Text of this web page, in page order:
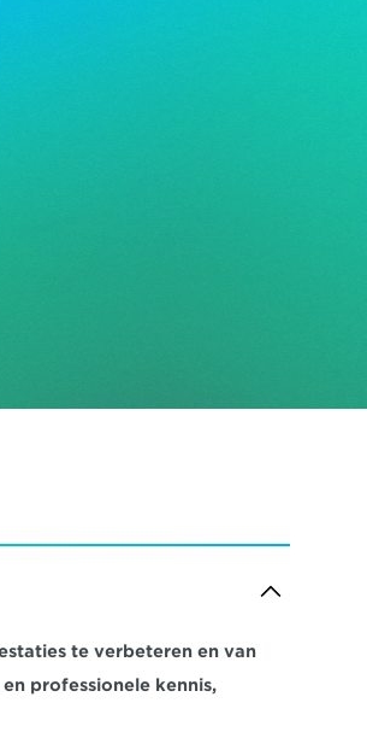
te verbeteren en van
professionele kennis,